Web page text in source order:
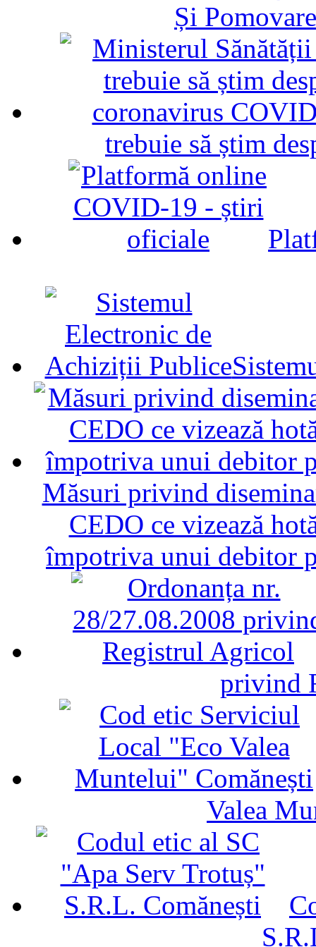
Și
trebuie să știm
Măsuri privind
CEDO ce vizează
împotriva unui debitor
privind
Valea